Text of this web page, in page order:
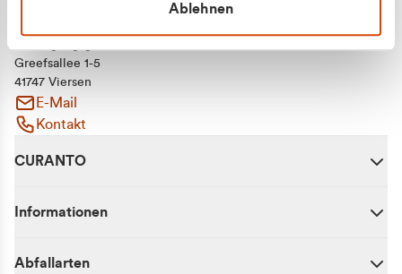
Ablehnen
Greefsallee 1-5
41747 Viersen
E-Mail
Kontakt
CURANTO
Informationen
Abfallarten